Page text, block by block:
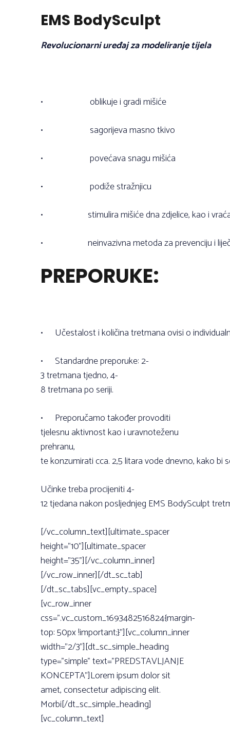
EMS BodySculpt
Revolucionarni uređaj za modeliranje tijela
• oblikuje i gradi mišiće
• sagorijeva masno tkivo
• povećava snagu mišića
• podiže stražnjicu
• stimulira mišiće dna zdjelice, kao i
• neinvazivna metoda za prevenciju i
PREPORUKE:
• Učestalost i količina tretmana ovisi o
• Standardne preporuke: 2-
3 tretmana tjedno, 4-
8 tretmana po seriji.
• Preporučamo također provoditi
tjelesnu aktivnost kao i uravnoteženu
prehranu,
te konzumirati cca. 2,5 litara vode dnevno, kako bi
Učinke treba procijeniti 4-
12 tjedana nakon posljednjeg EMS BodySculpt
[/vc_column_text][ultimate_spacer
height=”10”][ultimate_spacer
height=”35”][/vc_column_inner]
[/vc_row_inner][/dt_sc_tab]
[/dt_sc_tabs][vc_empty_space]
[vc_row_inner
css=”.vc_custom_1693482516824{margin-
top: 50px !important;}”][vc_column_inner
width=”2/3”][dt_sc_simple_heading
type=”simple” text=”PREDSTAVLJANJE
KONCEPTA”]Lorem ipsum dolor sit
amet, consectetur adipiscing elit.
Morbi[/dt_sc_simple_heading]
[vc_column_text]